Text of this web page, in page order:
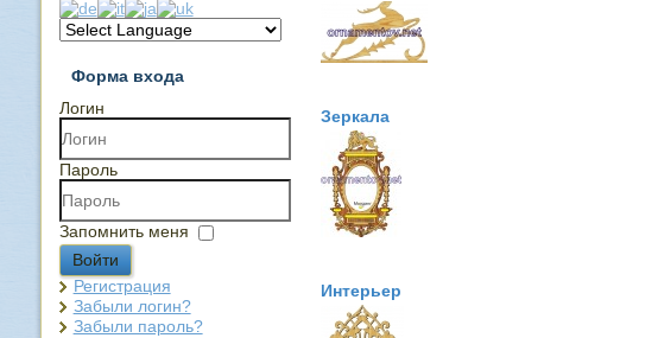
Форма входа
Логин
Пароль
Запомнить меня
Войти
Регистрация
Забыли логин?
Забыли пароль?
Зеркала
Интерьер